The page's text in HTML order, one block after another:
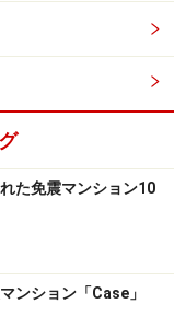
た免震マンション10
ンション「Case」